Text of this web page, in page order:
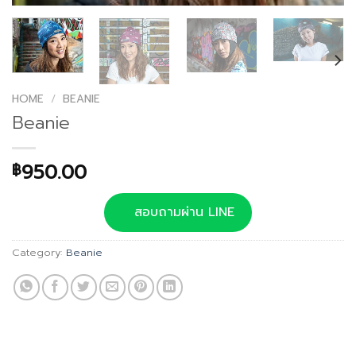
HOME / BEANIE
Beanie
฿950.00
สอบถามผ่าน LINE
Category: Beanie